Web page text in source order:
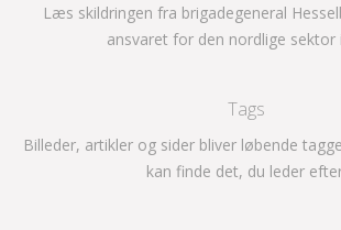
Læs skildringen fra brigadegeneral
ansvaret for den nordlige sektor
Tags
Billeder, artikler og sider bliver løbende
kan finde det, du leder